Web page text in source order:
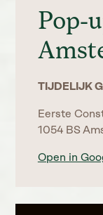
Pop-
TIJDELIJK
Eerste
1054 BS
Open in